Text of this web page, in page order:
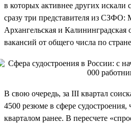
в которых активнее других искали
сразу три представителя из СЗФО:
Архангельская и
вакансий от общего числа по
В свою очередь, за III квартал
4500 резюме в сфере
кварталом ранее. В пересчете